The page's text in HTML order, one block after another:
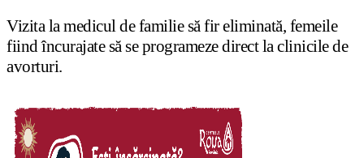
Vizita la medicul de familie să fir eliminată, femeile
fiind încurajate să se programeze direct la clinicile de
avorturi.